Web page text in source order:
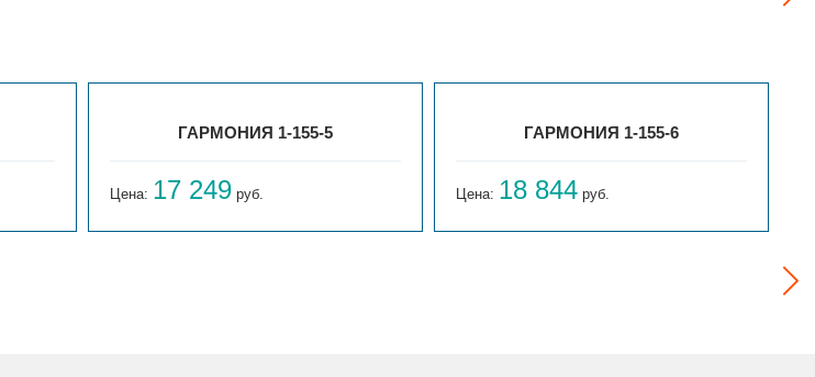
ГАРМОНИЯ 1-155-5
Цена: 17 249 руб.
ГАРМОНИЯ 1-155-6
Цена: 18 844 руб.